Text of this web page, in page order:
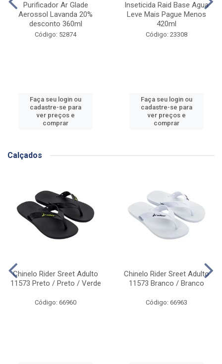
Purificador Ar Glade
Aerossol Lavanda 20%
desconto 360ml
Código: 52874
Faça seu login ou
cadastre-se para
ver preços e
comprar
Inseticida Raid Base Agua
Leve Mais Pague Menos
420ml
Código: 23308
Faça seu login ou
cadastre-se para
ver preços e
comprar
Calçados
Chinelo Rider Sreet Adulto
11573 Preto / Preto / Verde
Código: 66960
Chinelo Rider Sreet Adulto
11573 Branco / Branco
Código: 66963